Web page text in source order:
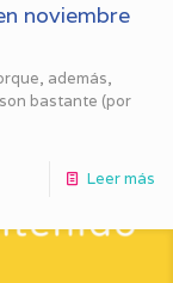
noviembre
además,
bastante (por
Leer más